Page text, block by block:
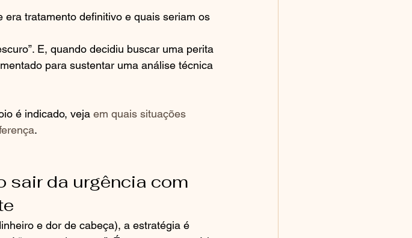
tratamento definitivo e quais seriam os
E, quando decidiu buscar uma perita
para sustentar uma análise técnica
é indicado, veja em quais situações
.
sair da urgência com
e dor de cabeça), a estratégia é